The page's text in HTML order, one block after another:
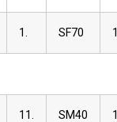
1. SF70
11. SM40